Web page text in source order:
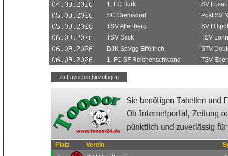
1. FC Burk
SV
SC Gremsdorf
Post SV
TSV Altenberg
SV
TSV Sack
TSV
DJK SpVgg Effeltrich
STV
1. FC SF Reichenschwand
TSV
Platz Verein